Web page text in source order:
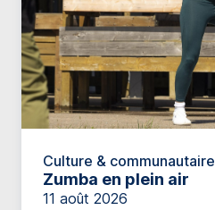
Culture & communautaire
Zumba en plein air
11 août 2026